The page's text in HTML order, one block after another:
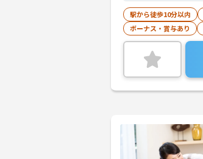
駅から徒歩10分以内
ボーナス・賞与あり